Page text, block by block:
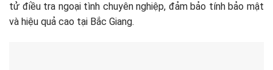
tử điều tra ngoại tình chuyên nghiệp, đảm bảo tính bảo mật
và hiệu quả cao tại Bắc Giang.